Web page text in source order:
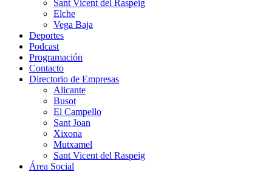
Sant Vicent del Raspeig
Elche
Vega Baja
Deportes
Podcast
Programación
Contacto
Directorio de Empresas
Alicante
Busot
El Campello
Sant Joan
Xixona
Mutxamel
Sant Vicent del Raspeig
Área Social